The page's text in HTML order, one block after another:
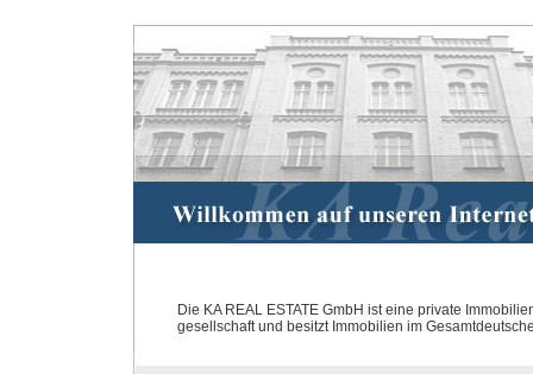
Die KA REAL ESTATE GmbH ist eine private
gesellschaft und besitzt Immobilien im